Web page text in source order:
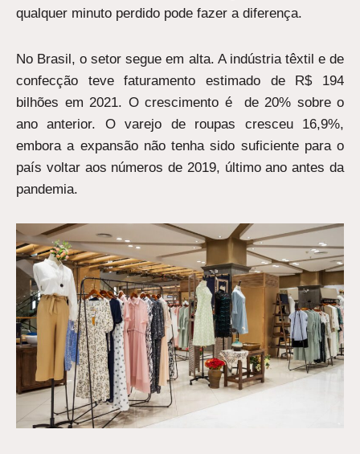
qualquer minuto perdido pode fazer a diferença.
No Brasil, o setor segue em alta. A indústria têxtil e de
confecção teve faturamento estimado de R$ 194
bilhões em 2021. O crescimento é de 20% sobre o
ano anterior. O varejo de roupas cresceu 16,9%,
embora a expansão não tenha sido suficiente para o
país voltar aos números de 2019, último ano antes da
pandemia.